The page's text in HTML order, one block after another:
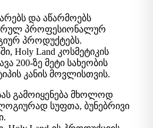
და აწარმოებს
პროფესიონალურ
პროდუქტებს.
Holy Land კოსმეტიკის
200-ზე მეტი სახეობის
კანის მოვლისთვის.
გამოიყენება მხოლოდ
სუფთა, ბუნებრივი